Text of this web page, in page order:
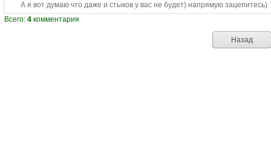
А я вот думаю что даже и стыков у вас не будет) напрямую зацепитесь)
Всего: 4 комментария
Назад